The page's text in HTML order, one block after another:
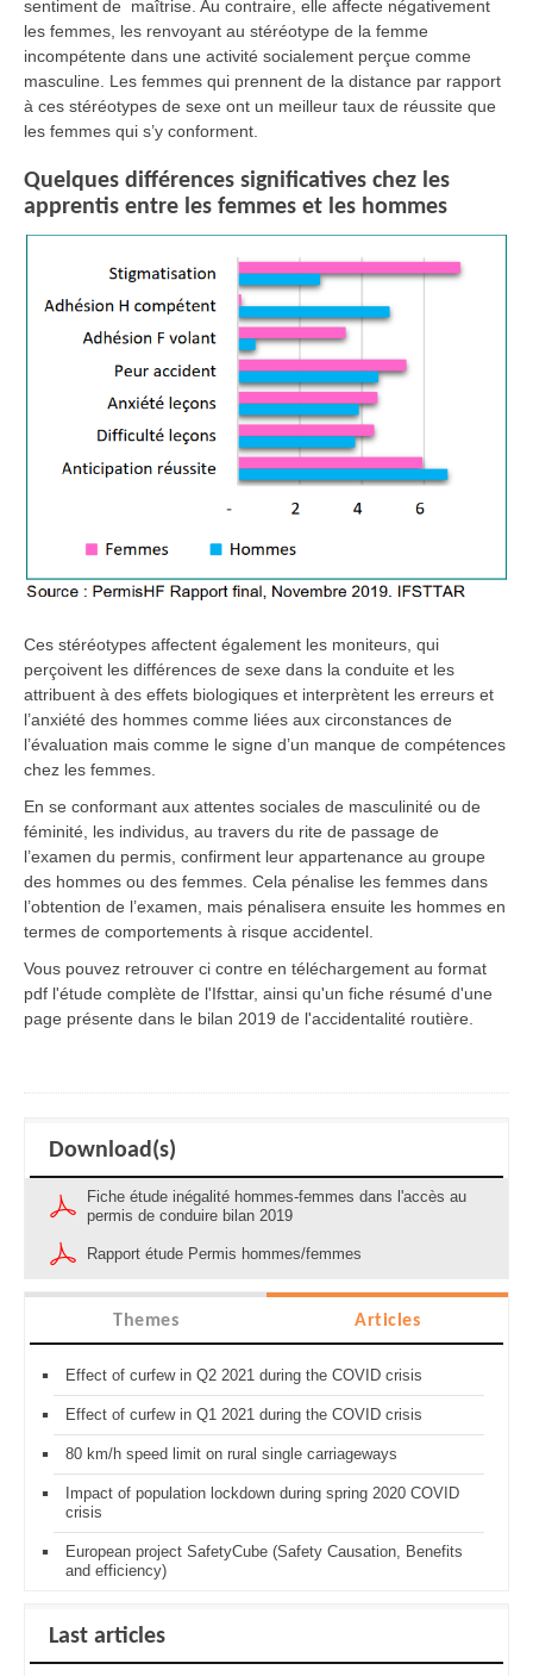
sentiment de maîtrise. Au contraire, elle affecte négativement
les femmes, les renvoyant au stéréotype de la femme
incompétente dans une activité socialement perçue comme
masculine. Les femmes qui prennent de la distance par rapport
à ces stéréotypes de sexe ont un meilleur taux de réussite que
les femmes qui s’y conforment.
Quelques différences significatives chez les
apprentis entre les femmes et les hommes
Ces stéréotypes affectent également les moniteurs, qui
perçoivent les différences de sexe dans la conduite et les
attribuent à des effets biologiques et interprètent les erreurs et
l’anxiété des hommes comme liées aux circonstances de
l’évaluation mais comme le signe d’un manque de compétences
chez les femmes.
En se conformant aux attentes sociales de masculinité ou de
féminité, les individus, au travers du rite de passage de
l’examen du permis, confirment leur appartenance au groupe
des hommes ou des femmes. Cela pénalise les femmes dans
l’obtention de l’examen, mais pénalisera ensuite les hommes en
termes de comportements à risque accidentel.
Vous pouvez retrouver ci contre en téléchargement au format
pdf l'étude complète de l'Ifsttar, ainsi qu'un fiche résumé d'une
page présente dans le bilan 2019 de l'accidentalité routière.
Download(s)
Fiche étude inégalité hommes-femmes dans l'accès au
permis de conduire bilan 2019
Rapport étude Permis hommes/femmes
Themes Articles
Effect of curfew in Q2 2021 during the COVID crisis
Effect of curfew in Q1 2021 during the COVID crisis
80 km/h speed limit on rural single carriageways
Impact of population lockdown during spring 2020 COVID
crisis
European project SafetyCube (Safety Causation, Benefits
and efficiency)
Last articles